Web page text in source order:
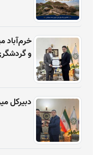
خرم‌آباد
و
دبیرکل